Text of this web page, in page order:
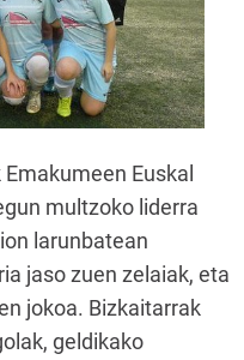
Euskal
multzoko liderra
larunbatean
jaso zuen zelaiak, eta
jokoa. Bizkaitarrak
geldikako